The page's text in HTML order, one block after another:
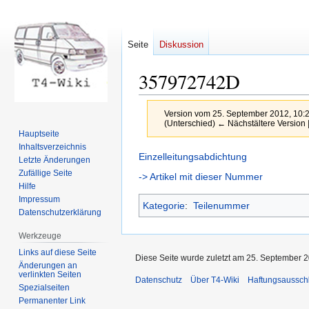
357972742D
Version vom 25. September 2012,
(Unterschied) ← Nächstältere Version
Zur
Navigation
Zur
Suche
Einzelleitungsabdichtung
-> Artikel mit dieser Nummer
Kategorie: Teilenummer
Seite Diskussion
Hauptseite
Inhaltsverzeichnis
Letzte Änderungen
Zufällige Seite
Hilfe
Impressum
Datenschutzerklärung
Werkzeuge
Links auf diese Seite
Änderungen an
verlinkten Seiten
Spezialseiten
Permanenter Link
Diese Seite wurde zuletzt am 25. September
Datenschutz Über T4-Wiki